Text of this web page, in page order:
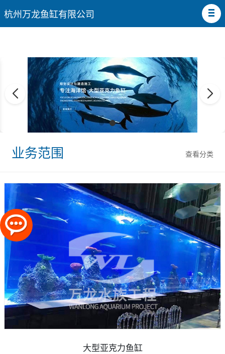
杭州万龙鱼缸有限公司
查看分类
业务范围
大型亚克力鱼缸